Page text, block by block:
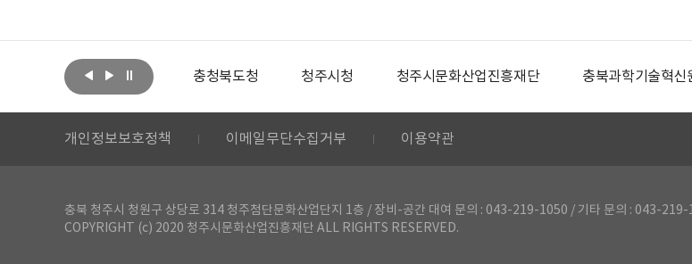
문화체육관광부 충청북도청 청주시청 청주시문화산업진흥재단 충북과학기술혁신
개인정보보호정책 이메일무단수집거부 이용약관
충북 청주시 청원구 상당로 314 청주첨단문화산업단지 1층 / 장비-공간 대여 문의 : 043-219-1050 / 기타 문의 : 043-
COPYRIGHT (c) 2020 청주시문화산업진흥재단 ALL RIGHTS RESERVED.